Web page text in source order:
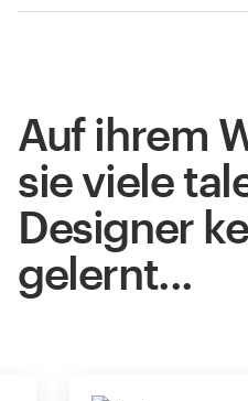
Auf ihrem
sie viele
Designer
gelernt...